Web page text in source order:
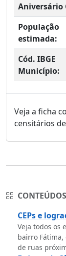
Aniversário
População
estimada:
Cód. IBGE
Município:
Veja a ficha
censitários de
CEPs e
Veja todos os
bairro Fátima,
de ruas